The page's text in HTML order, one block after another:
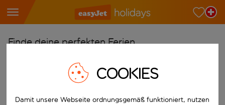
Finde deine perfekten Ferien
Beginne mit der Eingabe für die automatische
Wähle deine Flughäfen
Nach
COOKIES
Damit unsere Webseite ordnungsgemäß funktioniert, nutzen